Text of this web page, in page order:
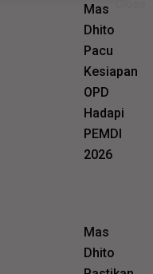
Mas
Dhito
Pacu
Kesiapan
OPD
Hadapi
PEMDI
2026
Mas
Dhito